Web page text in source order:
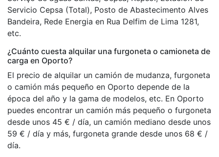
Servicio Cepsa (Total), Posto de Abastecimento Alves
Bandeira, Rede Energia en Rua Delfim de Lima 1281,
etc.
¿Cuánto cuesta alquilar una furgoneta o camioneta de
carga en Oporto?
El precio de alquilar un camión de mudanza, furgoneta
o camión más pequeño en Oporto depende de la
época del año y la gama de modelos, etc. En Oporto
puedes encontrar un camión más pequeño o furgoneta
desde unos 45 € / día, un camión mediano desde unos
59 € / día y más, furgoneta grande desde unos 68 € /
día.